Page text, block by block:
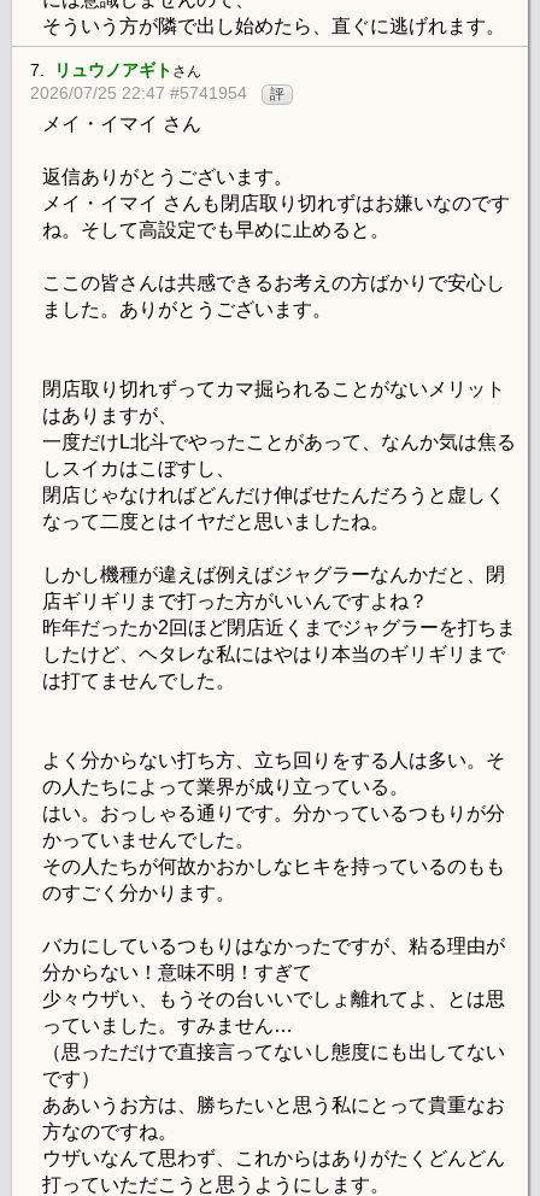
そういう方が隣で出し始めたら、直ぐに逃げれます。
7. リュウノアギト さん
2026/07/25 22:47 #5741954 評
メイ・イマイ さん
返信ありがとうございます。
メイ・イマイ さんも閉店取り切れずはお嫌いなのです
ね。そして高設定でも早めに止めると。
ここの皆さんは共感できるお考えの方ばかりで安心し
ました。ありがとうございます。
閉店取り切れずってカマ掘られることがないメリット
はありますが、
一度だけL北斗でやったことがあって、なんか気は焦る
しスイカはこぼすし、
閉店じゃなければどんだけ伸ばせたんだろうと虚しく
なって二度とはイヤだと思いましたね。
しかし機種が違えば例えばジャグラーなんかだと、閉
店ギリギリまで打った方がいいんですよね？
昨年だったか2回ほど閉店近くまでジャグラーを打ちま
したけど、ヘタレな私にはやはり本当のギリギリまで
は打てませんでした。
よく分からない打ち方、立ち回りをする人は多い。そ
の人たちによって業界が成り立っている。
はい。おっしゃる通りです。分かっているつもりが分
かっていませんでした。
その人たちが何故かおかしなヒキを持っているのもも
のすごく分かります。
バカにしているつもりはなかったですが、粘る理由が
分からない！意味不明！すぎて
少々ウザい、もうその台いいでしょ離れてよ、とは思
っていました。すみません…
（思っただけで直接言ってないし態度にも出してない
です）
ああいうお方は、勝ちたいと思う私にとって貴重なお
方なのですね。
ウザいなんて思わず、これからはありがたくどんどん
打っていただこうと思うようにします。